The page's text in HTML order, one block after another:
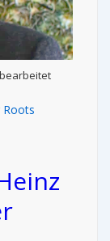
bearbeitet
Roots